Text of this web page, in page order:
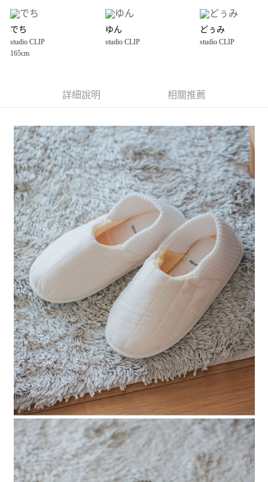
大哥付你分期
【大哥付你分期使用說明】
1.本服務由台灣大哥大提供，台灣大哥大用戶可立即使用無須另外申請。
2.付款方式選擇「大哥付你分期」，訂單成立後會自動跳轉到大哥付的交易
3.實際核准額度、可分期數及費用金額請依後續交易確認頁面所載為準。
4.訂單成立30分鐘內，如未前往確認交易或遇審核未通過，訂單將自動取
【繳款方式說明】
1.分期款項不併入電信帳單，「大哥付你分期」於每月結算日後寄送繳費提
醒簡訊。
2.透過簡訊連結打開帳單後，可選擇「超商條碼／台灣大直營門市／銀行轉
帳／街口支付／iPASS MONEY」等通路繳費。
【注意事項】
1.本服務係由「台灣大哥大股份有限公司」（以下簡稱本公司）所提供，讓
用戶於交易時，得透過本服務購買商品或服務，並由商店將買賣／分期付款
買賣價金債權讓與本公司後，依約使用本公司帳單繳交帳款。
2.基於同意付款使用「大哥付你分期」之契約關係目的，商店將以您的個人
資料（包含姓名、電話或地址）提供予台灣大哥大進項蒐集、處理及利用，
由本公司與您本人進行分期帳單所需資料之確認、核對及更正。
3.完整用戶服務條款，請詳閱以下連結：
https://oppay.tw/userRule
AFTEE先享後付
３．安心：先確認商品／服務後，再付款。
【「AFTEE先享後付」結帳流程】
１．於結帳方式選擇「AFTEE先享後付」後，將跳轉至「AFTEE先享後付」
結帳頁面，進行簡訊認證並確認金額後，即可完成結帳。
２．訂單成立數日內，您將收到繳費通知簡訊。
３．收到繳費通知簡訊後14天內，點擊此簡訊中的連結，可透過四大超商／
ATM／網路銀行／等多元方式進行付款，方視為交易完成。
※ 請注意：結帳手續完成當下不需立刻繳費，但若您需要取消訂單，請聯絡
購買商品的店家。未經商家同意取消之訂單仍視為有效，需透過AFTEE先享
後付繳納相關費用。
※ 交易是否成功請以「AFTEE先享後付 」之結帳頁面顯示為準，若有關於
是否繳費成功／繳費後需取消欲退款等相關疑問，請聯繫「AFTEE先享後付
客戶支援中心」https://netprotections.freshdesk.com/support/home
【注意事項】
１．透過由恩沛科技股份有限公司提供之「AFTEE先享後付」服務完成之交
易，需依本服務之必要範圍內提供個人資料，並將交易相關給付款項請求債
權轉讓予恩沛科技股份有限公司。
２．關於個人資料處理事宜，請瀏覽以下網址：
https://aftee.tw/terms/#terms3
３．未成年的使用者請事先徵得法定代理人或監護人之同意方可使用
「AFTEE先享後付」，若未經同意申辦者引起之損失，本公司不負相關責
任。
４．使用「AFTEE先享後付」時，將依據個別帳號之用戶狀況，依本公司即
時審查核予不同之上限額度；若仍有額度不足之情形，本公司將視審查結果
請求用戶進行身份認證。
５．嚴禁一人註冊多個帳號或使用他人資訊註冊。若發現惡意使用之情形，
恩沛科技股份有限公司將有權停止該用戶之使用額度並採取法律行動。
每筆NT$80，滿NT$1,500(含以上)免運費
付款後 全家取貨
每筆NT$80，滿NT$1,500(含以上)免運費
7-11 取貨付款
每筆NT$80，滿NT$1,500(含以上)免運費
付款後 7-11取貨
每筆NT$80，滿NT$1,500(含以上)免運費
宅配
每筆NT$80，滿NT$1,500(含以上)免運費
でち
studio CLIP
165cm
ゆん
studio CLIP
どぅみ
studio CLIP
詳細說明 相關推薦